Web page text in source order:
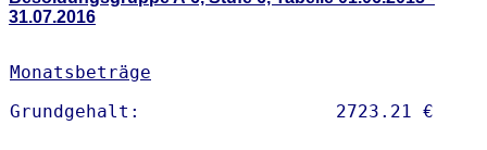
31.07.2016
Monatsbeträge